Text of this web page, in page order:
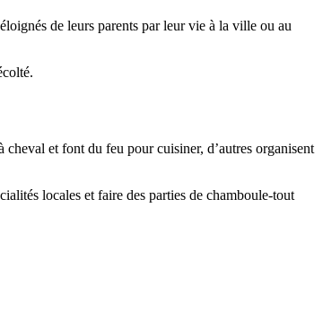
de leurs parents par leur vie à la ville ou au
et font du feu pour cuisiner, d’autres organisent
locales et faire des parties de chamboule-tout